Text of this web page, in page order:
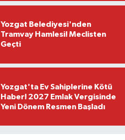
Yozgat Belediyesi'nden
Tramvay Hamlesi! Meclisten
Geçti
Yozgat'ta Ev Sahiplerine Kötü
Haber! 2027 Emlak Vergisinde
Yeni Dönem Resmen Başladı